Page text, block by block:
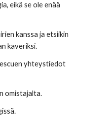
eikä se ole enää
kanssa ja etsiikin
kaveriksi.
yhteystiedot
omistajalta.